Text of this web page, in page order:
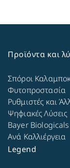
Προϊόντα και
Σπόροι
Φυτοπροστασία
Ρυθμιστές και
Ψηφιακές Λύσεις
Bayer Biologicals
Ανά Καλλιέργεια
Legend